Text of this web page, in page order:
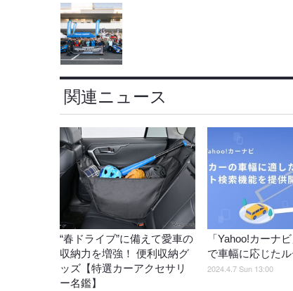
関連ニュース
“春ドライブ”に備えて愛車の
収納力を増強！ 便利収納グ
ッズ【特選カーアクセサリ
ー名鑑】
「Yahoo!カーナ
で車幅に応じた
2024.4.7 Sun 13:00